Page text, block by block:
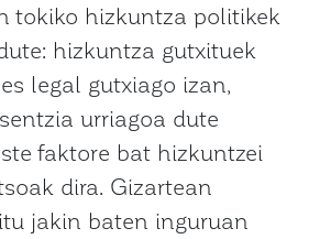
tokiko hizkuntza politikek
hizkuntza gutxituek
legal gutxiago izan,
urriagoa dute
faktore bat hizkuntzei
dira. Gizartean
jakin baten inguruan